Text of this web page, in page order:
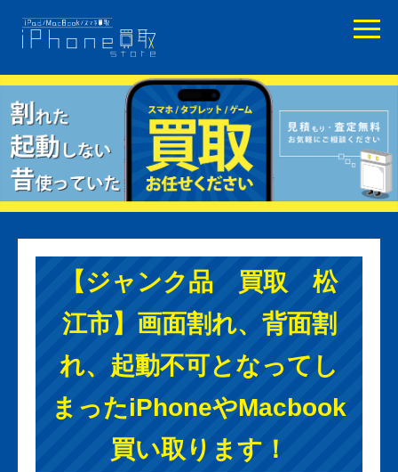
【ジャンク品 買取 松
江市】画面割れ、背面割
れ、起動不可となってし
まったiPhoneやMacbook
買い取ります！